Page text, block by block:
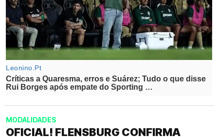
MODALIDADES
OFICIAL! FLENSBURG CONFIRMA